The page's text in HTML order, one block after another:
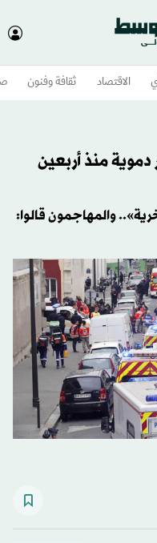
الاقتصاد ثقافة وفنون
منذ أربعين
والمهاجمون قالوا: